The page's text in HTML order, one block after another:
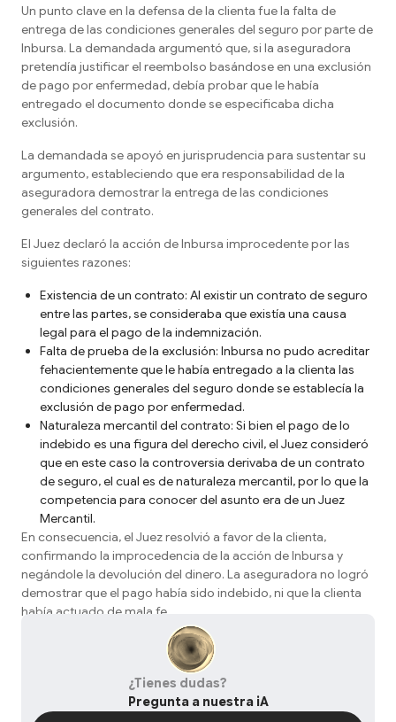
Un punto clave en la defensa de la clienta fue la falta de
entrega de las condiciones generales del seguro por parte de
Inbursa. La demandada argumentó que, si la aseguradora
pretendía justificar el reembolso basándose en una exclusión
de pago por enfermedad, debía probar que le había
entregado el documento donde se especificaba dicha
exclusión.
La demandada se apoyó en jurisprudencia para sustentar su
argumento, estableciendo que era responsabilidad de la
aseguradora demostrar la entrega de las condiciones
generales del contrato.
El Juez declaró la acción de Inbursa improcedente por las
siguientes razones:
Existencia de un contrato: Al existir un contrato de seguro
entre las partes, se consideraba que existía una causa
legal para el pago de la indemnización.
Falta de prueba de la exclusión: Inbursa no pudo acreditar
fehacientemente que le había entregado a la clienta las
condiciones generales del seguro donde se establecía la
exclusión de pago por enfermedad.
Naturaleza mercantil del contrato: Si bien el pago de lo
indebido es una figura del derecho civil, el Juez consideró
que en este caso la controversia derivaba de un contrato
de seguro, el cual es de naturaleza mercantil, por lo que la
competencia para conocer del asunto era de un Juez
Mercantil.
En consecuencia, el Juez resolvió a favor de la clienta,
confirmando la improcedencia de la acción de Inbursa y
negándole la devolución del dinero. La aseguradora no logró
demostrar que el pago había sido indebido, ni que la clienta
había actuado de mala fe.
¿Tienes dudas?
Pregunta a nuestra iA